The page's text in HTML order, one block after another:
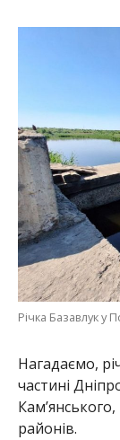
Річка Базавлук у
Нагадаємо,
частині
районів.